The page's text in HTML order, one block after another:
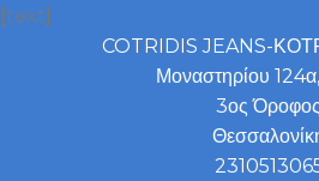
[text]
COTRIDIS JEANS-
Μοναστηρίου
3ος Όροφος